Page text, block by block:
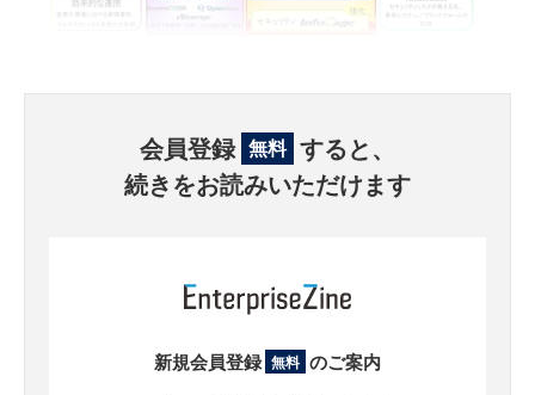
会員登録 無料 すると、
続きをお読みいただけます
新規会員登録 無料 のご案内